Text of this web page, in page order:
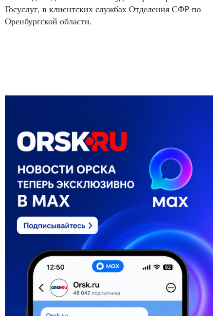
Госуслуг, в клиентских службах Отделения СФР по
Оренбургской области.